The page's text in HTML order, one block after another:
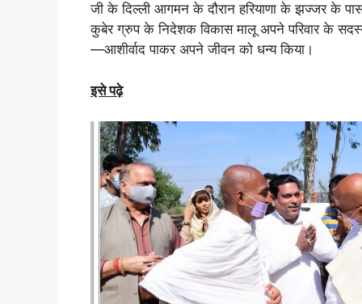
जी के दिल्ली आगमन के दौरान हरियाणा के झज्जर के
कुबेर ग्रुप के निदेशक विकास मालू अपने परिवार के
—आशीर्वाद पाकर अपने जीवन को धन्य किया।
इसे पढ़े